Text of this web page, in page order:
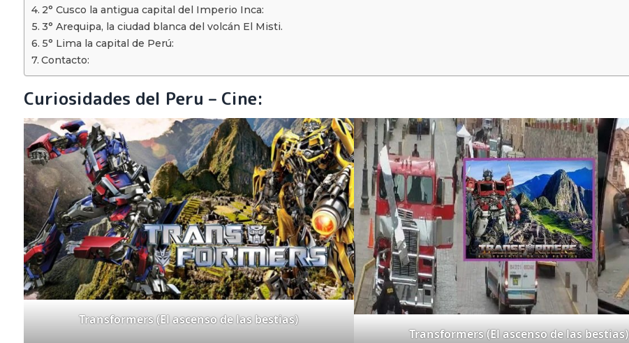
2° Cusco la antigua capital del Imperio Inca:
3° Arequipa, la ciudad blanca del volcán El Misti.
5° Lima la capital de Perú:
Contacto:
Curiosidades del Peru – Cine:
Transformers (El ascenso de las bestias)
Transformers (El ascenso de las bestias)